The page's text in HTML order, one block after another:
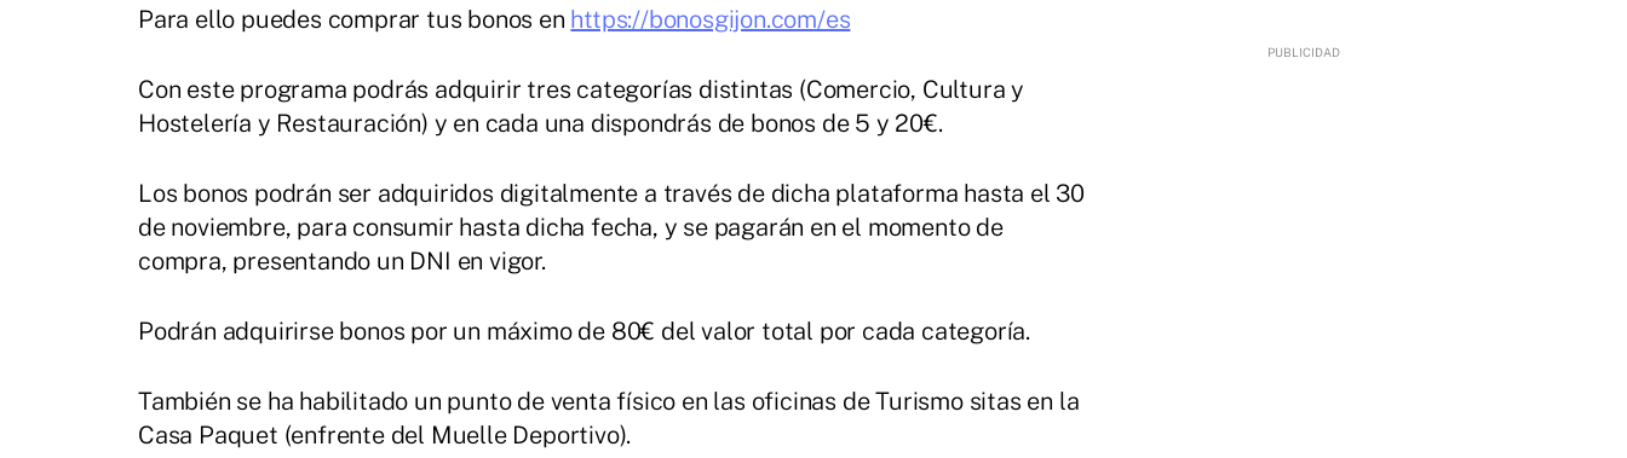
Para ello puedes comprar tus bonos en https://bonosgijon.com/es
Con este programa podrás adquirir tres categorías distintas (Comercio, Cultura y
Hostelería y Restauración) y en cada una dispondrás de bonos de 5 y 20€.
Los bonos podrán ser adquiridos digitalmente a través de dicha plataforma hasta el 30
de noviembre, para consumir hasta dicha fecha, y se pagarán en el momento de
compra, presentando un DNI en vigor.
Podrán adquirirse bonos por un máximo de 80€ del valor total por cada categoría.
También se ha habilitado un punto de venta físico en las oficinas de Turismo sitas en la
Casa Paquet (enfrente del Muelle Deportivo).